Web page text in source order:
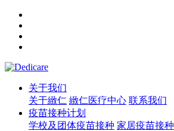
关于我们
关于緻仁 緻仁医疗中心 联系我们
疫苗接种计划
学校及团体疫苗接种 家居疫苗接种